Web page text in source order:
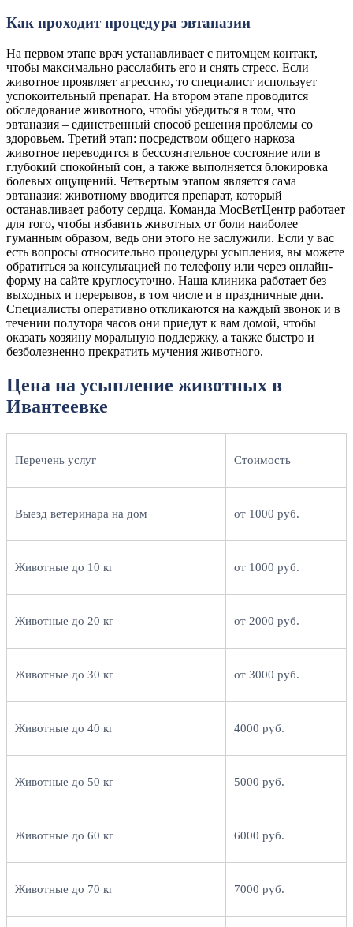
Как проходит процедура эвтаназии
На первом этапе врач устанавливает с питомцем контакт,
чтобы максимально расслабить его и снять стресс. Если
животное проявляет агрессию, то специалист использует
успокоительный препарат. На втором этапе проводится
обследование животного, чтобы убедиться в том, что
эвтаназия – единственный способ решения проблемы со
здоровьем. Третий этап: посредством общего наркоза
животное переводится в бессознательное состояние или в
глубокий спокойный сон, а также выполняется блокировка
болевых ощущений. Четвертым этапом является сама
эвтаназия: животному вводится препарат, который
останавливает работу сердца. Команда МосВетЦентр работает
для того, чтобы избавить животных от боли наиболее
гуманным образом, ведь они этого не заслужили. Если у вас
есть вопросы относительно процедуры усыпления, вы можете
обратиться за консультацией по телефону или через онлайн-
форму на сайте круглосуточно. Наша клиника работает без
выходных и перерывов, в том числе и в праздничные дни.
Специалисты оперативно откликаются на каждый звонок и в
течении полутора часов они приедут к вам домой, чтобы
оказать хозяину моральную поддержку, а также быстро и
безболезненно прекратить мучения животного.
Цена на усыпление животных в
Ивантеевке
Перечень услуг Стоимость
Выезд ветеринара на дом от 1000 руб.
Животные до 10 кг от 1000 руб.
Животные до 20 кг от 2000 руб.
Животные до 30 кг от 3000 руб.
Животные до 40 кг 4000 руб.
Животные до 50 кг 5000 руб.
Животные до 60 кг 6000 руб.
Животные до 70 кг 7000 руб.